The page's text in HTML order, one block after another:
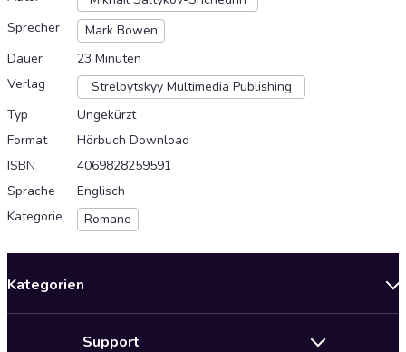
Sprecher
Mark Bowen
Dauer
23 Minuten
Verlag
Strelbytskyy Multimedia Publishing
Typ
Ungekürzt
Format
Hörbuch Download
ISBN
4069828259591
Sprache
Englisch
Kategorie
Romane
Kategorien
Support